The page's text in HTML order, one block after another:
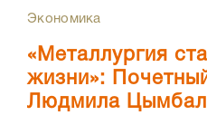
Экономика
«Металлургия
жизни»:
Людмила